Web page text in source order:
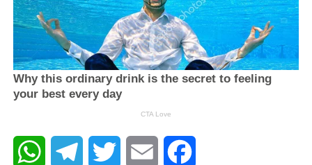
WhatsAppTelegram Twitter Email